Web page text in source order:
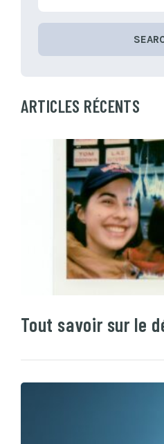
ARTICLES RÉCENTS
Tout savoir sur le